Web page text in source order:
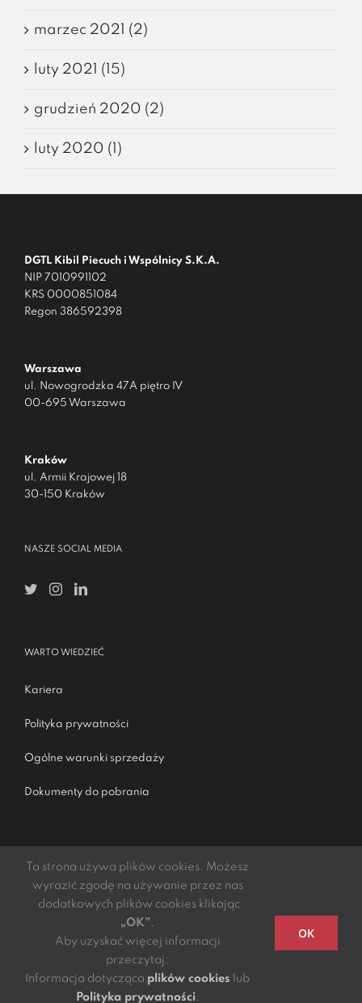
marzec 2021 (2)
luty 2021 (15)
grudzień 2020 (2)
luty 2020 (1)
DGTL Kibil Piecuch i Wspólnicy S.K.A.
NIP 7010991102
KRS 0000851084
Regon 386592398
Warszawa
ul. Nowogrodzka 47A piętro IV
00-695 Warszawa
Kraków
ul. Armii Krajowej 18
30-150 Kraków
NASZE SOCIAL MEDIA
WARTO WIEDZIEĆ
Kariera
Polityka prywatności
Ogólne warunki sprzedaży
Dokumenty do pobrania
Podmiotem świadczącym obsługę płatności online jest
mElements S.A.
Copyright 2021 - 2022 | DGTL Kibil Piecuch i Wspólnicy
S.K.A. | All Rights Reserved
Ta strona używa plików cookies. Możesz
wyrazić zgodę na używanie przez nas
dodatkowych plików cookies klikając
„OK” .
Aby uzyskać więcej informacji
przeczytaj:
Informacja dotycząca plików cookies lub
Polityka prywatności .
OK